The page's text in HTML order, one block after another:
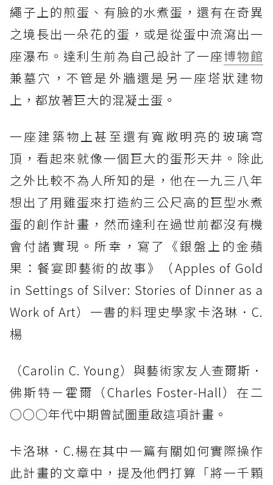
繩子上的煎蛋、有臉的水煮蛋，還有在奇異
之境長出一朵花的蛋，或是從蛋中流瀉出一
座瀑布。達利生前為自己設計了一座博物館
兼墓穴，不管是外牆還是另一座塔狀建物
上，都放著巨大的混凝土蛋。
一座建築物上甚至還有寬敞明亮的玻璃穹
頂，看起來就像一個巨大的蛋形天井。除此
之外比較不為人所知的是，他在一九三八年
想出了用雞蛋來打造約三公尺高的巨型水煮
蛋的創作計畫，然而達利在過世前都沒有機
會付諸實現。所幸，寫了《銀盤上的金蘋
果：餐宴即藝術的故事》（Apples of Gold
in Settings of Silver: Stories of Dinner as a
Work of Art）一書的料理史學家卡洛琳．C.
楊
（Carolin C. Young）與藝術家友人查爾斯．
佛斯特－霍爾（Charles Foster-Hall）在二
○○○年代中期曾試圖重啟這項計畫。
卡洛琳．C.楊在其中一篇有關如何實際操作
此計畫的文章中，提及他們打算「將一千顆